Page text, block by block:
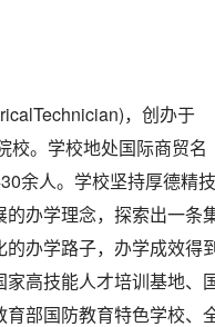
，创办于
校。学校地处国际商贸名
余人。学校坚持厚德精技
办学理念，探索出一条
办学路子，办学成效得
高技能人才培训基地、
部国防教育特色学校、